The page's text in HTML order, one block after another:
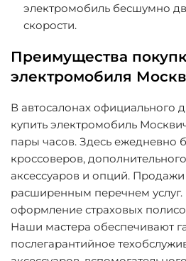
электромобиль бесшумно
скорости.
Преимущества
электромобиля
В автосалонах официального
купить электромобиль
пары часов. Здесь ежедневно
кроссоверов,
аксессуаров и опций. Продажи
расширенным перечнем услуг.
оформление страховых
Наши мастера обеспечивают
послегарантийное